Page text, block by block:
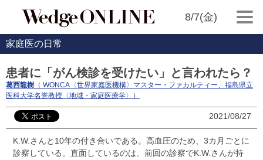
8/7(金)
家庭医の日常
患者に「がん検診を受けたい」と言われたら？
葛西龍樹 （ WONCA〈世界家庭医機構〉マスター・ファカルティー、福島県立
医科大学名誉教授〈地域・家庭医療学〉）
2021/08/27
K.W.さんと10年の付き合いである。高血圧のため、3カ月ごとに
診察している。直面しているのは、前回の診察でK.W.さんが持